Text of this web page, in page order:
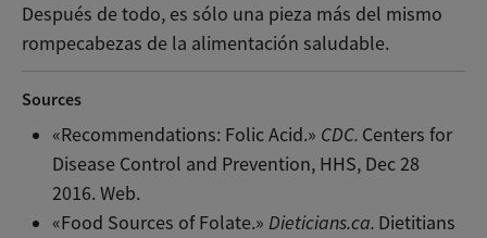
Después de todo, es sólo una pieza más del mismo
rompecabezas de la alimentación saludable.
Sources
«Recommendations: Folic Acid.» CDC. Centers for
Disease Control and Prevention, HHS, Dec 28
2016. Web.
«Food Sources of Folate.»Dieticians.ca. Dietitians